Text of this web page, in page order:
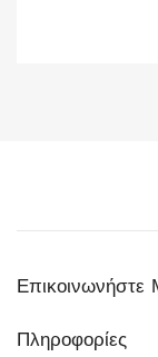
Επικοινωνήστε
Πληροφορίες